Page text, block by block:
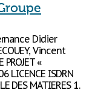
Didier
Vincent
«
LICENCE ISDRN
DES MATIERES 1.